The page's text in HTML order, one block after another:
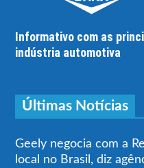
Informativo com as
indústria automotiva
Últimas Notícias
Geely negocia com a
local no Brasil, diz